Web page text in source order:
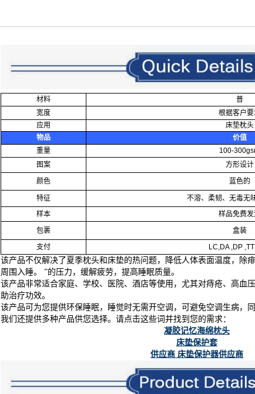
材料
普
宽度
根据客户要
应用
床垫枕头
物品
价值
重量
100-
图案
方形设计
颜色
蓝色的
特征
不溶、柔韧、无毒无
样本
样品免费发
包裹
盒装
支付
LC,DA ,DP
该产品不仅解决了夏季枕头和床垫的热问题，降低人体表面温度，除
周围入睡。 ”的压力，缓解疲劳，提高睡眠质量。
该产品非常适合家庭、学校、医院、酒店等使用，尤其对痔疮、高血
助治疗功效。
该产品可为您提供环保睡眠，睡觉时无需开空调，可避免空调生病，
我们还提供多种产品供您选择。请点击这些词并找到您的需求：
凝胶记忆海绵枕头
床垫保护套
供应商 床垫保护器供应商